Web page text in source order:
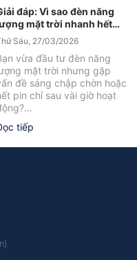
đáp: Vì sao đèn năng
mặt trời nhanh hết
sau vài giờ?
Sáu, 27/03/2026
vừa đầu tư đèn năng
mặt trời nhưng gặp
đề sáng chập chờn hoặc
pin chỉ sau vài giờ hoạt
tiếp